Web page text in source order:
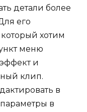
детали более
его
хотим
меню
и
клип.
в
в